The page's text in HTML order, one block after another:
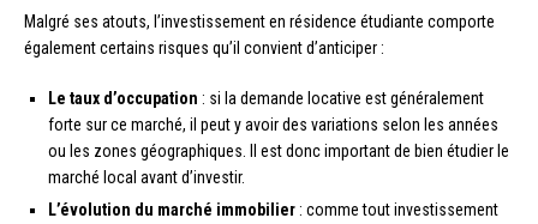
Malgré ses atouts, l’investissement en résidence étudiante comporte
également certains risques qu’il convient d’anticiper :
Le taux d’occupation : si la demande locative est généralement
forte sur ce marché, il peut y avoir des variations selon les années
ou les zones géographiques. Il est donc important de bien étudier le
marché local avant d’investir.
L’évolution du marché immobilier : comme tout investissement